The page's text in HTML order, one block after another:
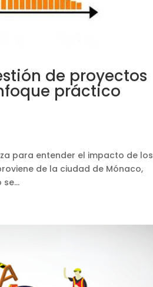
de proyectos
práctico
para entender el impacto de los
de la ciudad de Mónaco,